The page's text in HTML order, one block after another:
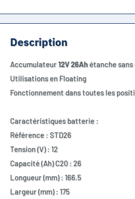
Description
Accumulateur12V26Ahétanche
Utilisations en Floating
Fonctionnement dans toutes les
Caractéristiques batterie :
Référence : STD26
Tension (V) : 12
Capacité (Ah) C20 : 26
Longueur (mm) : 166.5
Largeur (mm) : 175